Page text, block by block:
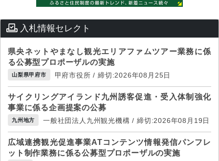
入札情報セレクト
県央ネットやまなし観光エリアファムツアー業務に係
る公募型プロポーザルの実施
山梨県甲府市 甲府市役所 / 締切:2026年08月25日
サイクリングアイランド九州誘客促進・受入体制強化
事業に係る企画提案の公募
九州地方 一般社団法人九州観光機構 / 締切:2026年08月19日
広域連携観光促進事業ATコンテンツ情報発信パンフレ
ット制作業務に係る公募型プロポーザルの実施